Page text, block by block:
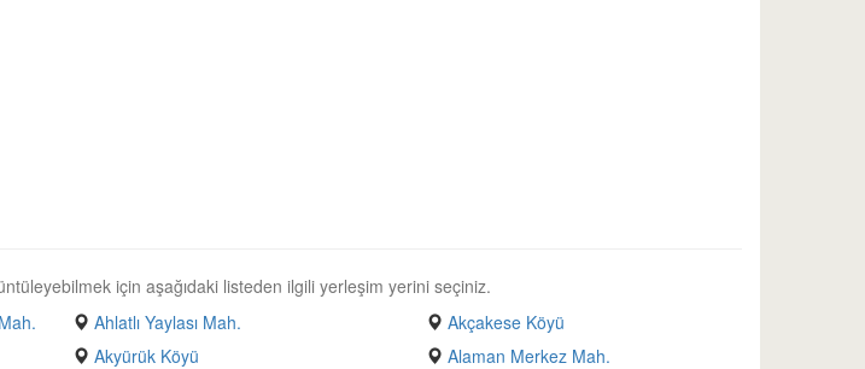
için aşağıdaki listeden ilgili yerleşim yerini seçiniz.
Ahlatlı Yaylası Mah.
Akçakese Köyü
Akyürük Köyü
Alaman Merkez Mah.